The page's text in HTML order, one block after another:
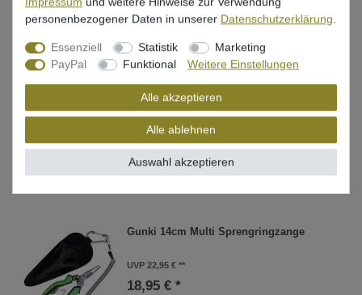
In den Warenkorb
Gunki Multi 13cm Sprengringzange
UVP 22,95 €
18,95 € *
In den Warenkorb
Gunki 14cm Multi Sprengringzange
UVP 22,95 €
18,95 € *
personenbezogener Daten in unserer Daten­schutz­erklärung.
Essenziell Statistik
Marketing
PayPal
Funktional Weitere Einstellungen
Alle akzeptieren
Alle ablehnen
Auswahl akzeptieren